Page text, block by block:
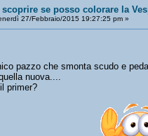
se posso colorare la
27/Febbraio/2015 19:27:25 pm »
pazzo che smonta scudo e
nuova....
primer?